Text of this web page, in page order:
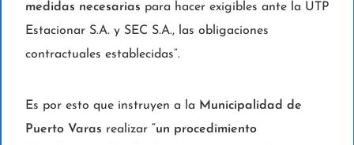
medidas necesarias para hacer exigibles ante la UTP
Estacionar S.A. y SEC S.A., las obligaciones
contractuales establecidas”.
Es por esto que instruyen a la Municipalidad de
Puerto Varas realizar “un procedimiento